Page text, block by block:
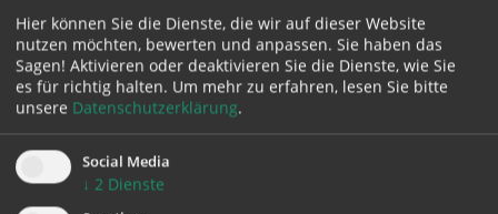
Hier können Sie die Dienste, die wir auf dieser Website
nutzen möchten, bewerten und anpassen. Sie haben das
Sagen! Aktivieren oder deaktivieren Sie die Dienste, wie Sie
es für richtig halten. Um mehr zu erfahren, lesen Sie bitte
unsere Datenschutzerklärung.
Social Media
↓ 2 Dienste